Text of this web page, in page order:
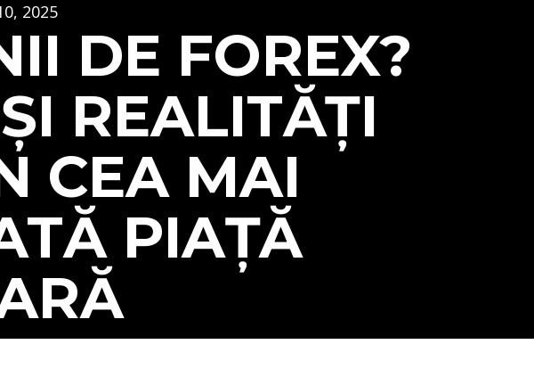
2025
DE FOREX?
REALITĂȚI
CEA MAI
PIAȚĂ